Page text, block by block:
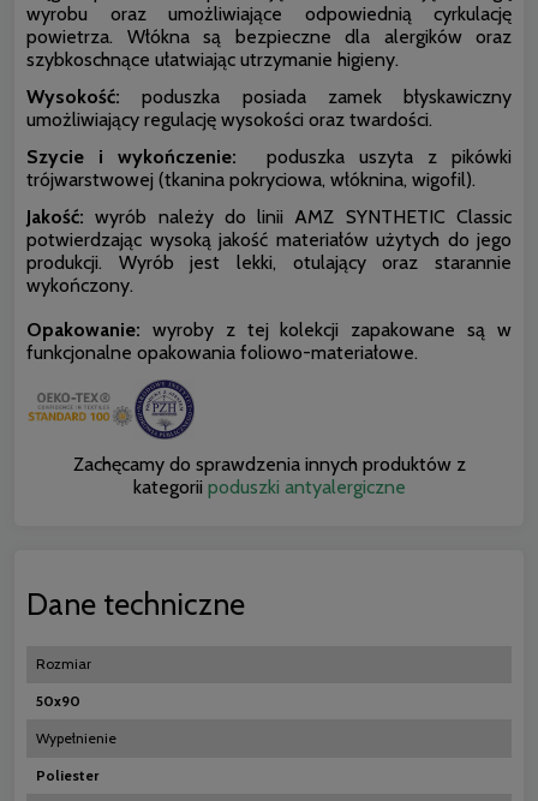
wyrobu oraz umożliwiające odpowiednią cyrkulację
powietrza. Włókna są bezpieczne dla alergików oraz
szybkoschnące ułatwiając utrzymanie higieny.
Wysokość: poduszka posiada zamek błyskawiczny
umożliwiający regulację wysokości oraz twardości.
Szycie i wykończenie: poduszka uszyta z pikówki
trójwarstwowej (tkanina pokryciowa, włóknina, wigofil).
Jakość: wyrób należy do linii AMZ SYNTHETIC Classic
potwierdzając wysoką jakość materiałów użytych do jego
produkcji. Wyrób jest lekki, otulający oraz starannie
wykończony.
Opakowanie: wyroby z tej kolekcji zapakowane są w
funkcjonalne opakowania foliowo-materiałowe.
Zachęcamy do sprawdzenia innych produktów z
kategorii poduszki antyalergiczne
Dane techniczne
Rozmiar
50x90
Wypełnienie
Poliester